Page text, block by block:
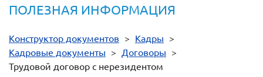
ПОЛЕЗНАЯ ИНФОРМАЦИЯ
Конструктор документов > Кадры >
Кадровые документы > Договоры >
Трудовой договор с нерезидентом